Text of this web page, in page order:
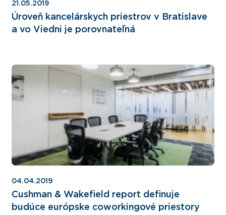
21.05.2019
Úroveň kancelárskych priestrov v Bratislave
a vo Viedni je porovnateľná
04.04.2019
Cushman & Wakefield report definuje
budúce európske coworkingové priestory